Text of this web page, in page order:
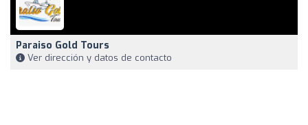
Paraiso Gold Tours
Ver dirección y datos de contacto